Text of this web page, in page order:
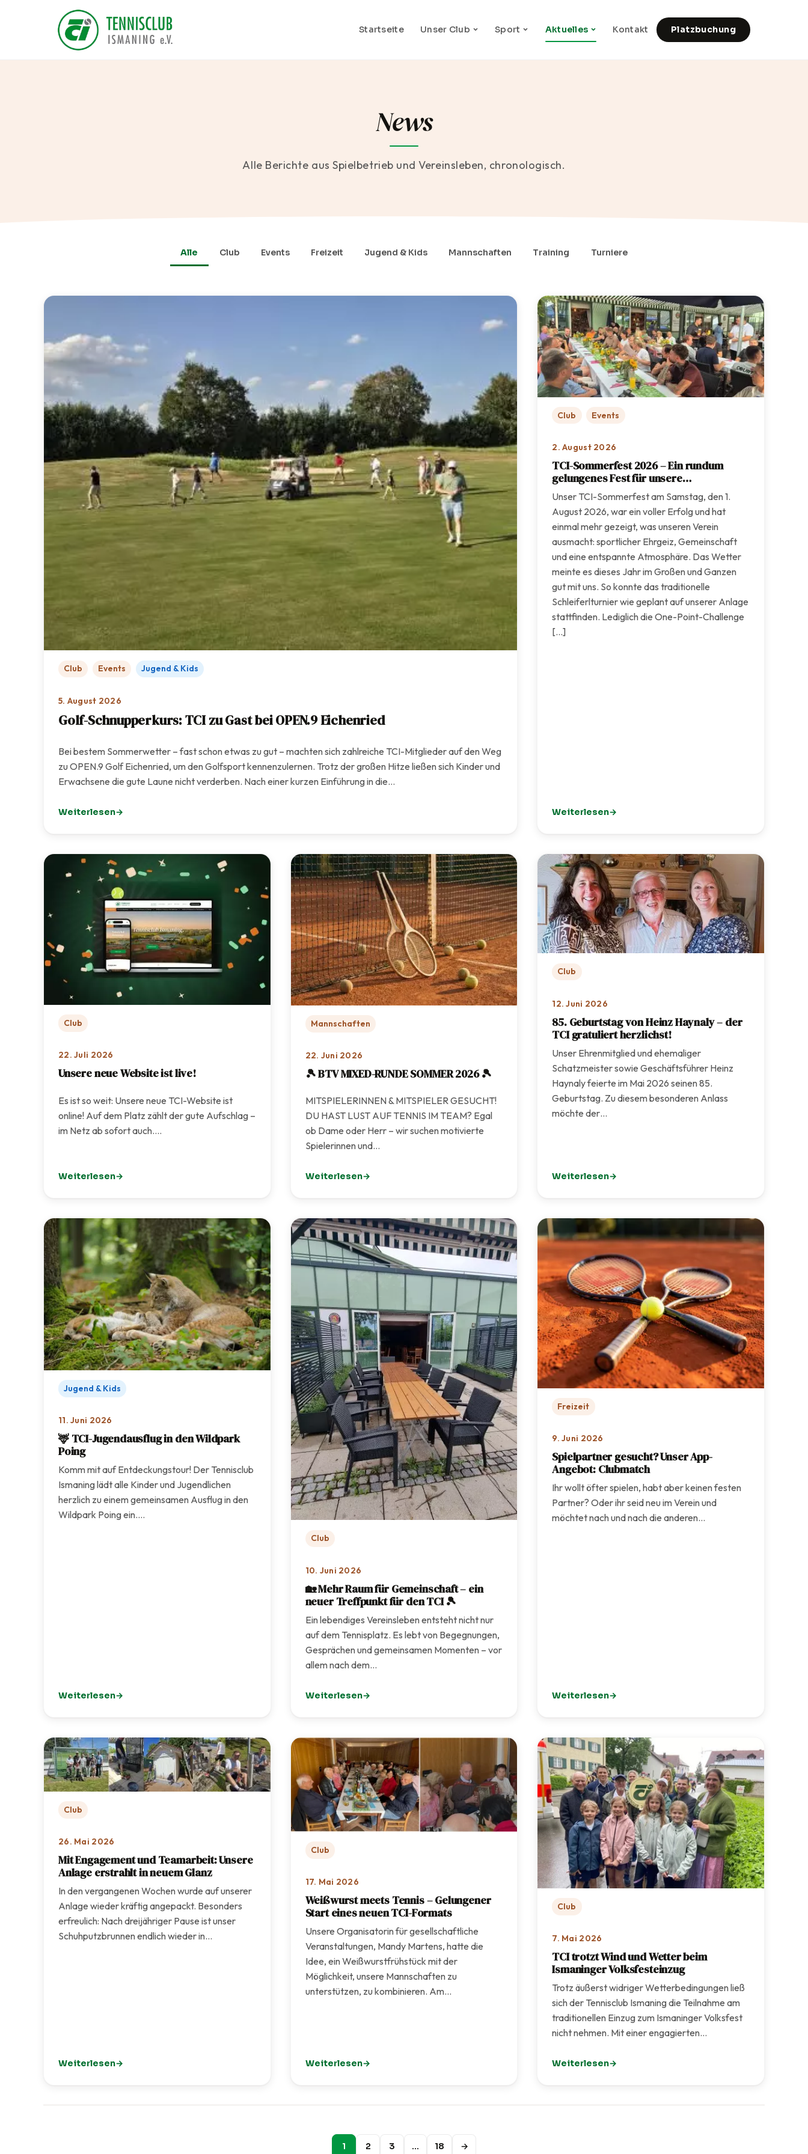
Startseite Unser Club Sport Aktuelles Kontakt Platzbuchung
News
Alle Berichte aus Spielbetrieb und Vereinsleben, chronologisch.
Alle Club Events Freizeit Jugend & Kids Mannschaften Training Turniere
Club Events Jugend & Kids
5. August 2026
Golf-Schnupperkurs: TCI zu Gast bei OPEN.9 Eichenried
Bei bestem Sommerwetter – fast schon etwas zu gut – machten sich zahlreiche TCI-Mitglieder auf den Weg
zu OPEN.9 Golf Eichenried, um den Golfsport kennenzulernen. Trotz der großen Hitze ließen sich Kinder und
Erwachsene die gute Laune nicht verderben. Nach einer kurzen Einführung in die…
Weiterlesen
: Golf-Schnupperkurs: TCI zu Gast bei OPEN.9 Eichenried
Club Events
2. August 2026
TCI-Sommerfest 2026 – Ein rundum
gelungenes Fest für unsere
Vereinsgemeinschaft
Unser TCI-Sommerfest am Samstag, den 1.
August 2026, war ein voller Erfolg und hat
einmal mehr gezeigt, was unseren Verein
ausmacht: sportlicher Ehrgeiz, Gemeinschaft
und eine entspannte Atmosphäre. Das Wetter
meinte es dieses Jahr im Großen und Ganzen
gut mit uns. So konnte das traditionelle
Schleiferlturnier wie geplant auf unserer Anlage
stattfinden. Lediglich die One-Point-Challenge
[…]
Weiterlesen
: TCI-Sommerfest 2026 – Ein rundum gelungenes Fest
Club
22. Juli 2026
Unsere neue Website ist live!
Es ist so weit: Unsere neue TCI-Website ist
online! Auf dem Platz zählt der gute Aufschlag –
im Netz ab sofort auch.…
Weiterlesen
: Unsere neue Website ist live!
Mannschaften
22. Juni 2026
🎾 BTV MIXED-RUNDE SOMMER 2026 🎾
MITSPIELERINNEN & MITSPIELER GESUCHT!
DU HAST LUST AUF TENNIS IM TEAM? Egal
ob Dame oder Herr – wir suchen motivierte
Spielerinnen und…
Weiterlesen
: 🎾 BTV MIXED-RUNDE SOMMER 2026 🎾
Club
12. Juni 2026
85. Geburtstag von Heinz Haynaly – der
TCI gratuliert herzlichst!
Unser Ehrenmitglied und ehemaliger
Schatzmeister sowie Geschäftsführer Heinz
Haynaly feierte im Mai 2026 seinen 85.
Geburtstag. Zu diesem besonderen Anlass
möchte der…
Weiterlesen
: 85. Geburtstag von Heinz Haynaly – der TCI gratuliert
Jugend & Kids
11. Juni 2026
🦌 TCI-Jugendausflug in den Wildpark
Poing
Komm mit auf Entdeckungstour! Der Tennisclub
Ismaning lädt alle Kinder und Jugendlichen
herzlich zu einem gemeinsamen Ausflug in den
Wildpark Poing ein.…
Weiterlesen
: 🦌 TCI-Jugendausflug in den Wildpark Poing
Club
10. Juni 2026
🏡 Mehr Raum für Gemeinschaft – ein
neuer Treffpunkt für den TCI 🎾
Ein lebendiges Vereinsleben entsteht nicht nur
auf dem Tennisplatz. Es lebt von Begegnungen,
Gesprächen und gemeinsamen Momenten – vor
allem nach dem…
Weiterlesen
: 🏡 Mehr Raum für Gemeinschaft – ein neuer Treffpunkt für den TCI 🎾
Freizeit
9. Juni 2026
Spielpartner gesucht? Unser App-
Angebot: Clubmatch
Ihr wollt öfter spielen, habt aber keinen festen
Partner? Oder ihr seid neu im Verein und
möchtet nach und nach die anderen…
Weiterlesen
: Spielpartner gesucht? Unser App-Angebot: Clubmatch
Club
26. Mai 2026
Mit Engagement und Teamarbeit: Unsere
Anlage erstrahlt in neuem Glanz
In den vergangenen Wochen wurde auf unserer
Anlage wieder kräftig angepackt. Besonders
erfreulich: Nach dreijähriger Pause ist unser
Schuhputzbrunnen endlich wieder in…
Weiterlesen
: Mit Engagement und Teamarbeit: Unsere Anlage erstrahlt in neuem Glanz
Club
17. Mai 2026
Weißwurst meets Tennis – Gelungener
Start eines neuen TCI-Formats
Unsere Organisatorin für gesellschaftliche
Veranstaltungen, Mandy Martens, hatte die
Idee, ein Weißwurstfrühstück mit der
Möglichkeit, unsere Mannschaften zu
unterstützen, zu kombinieren. Am…
Weiterlesen
: Weißwurst meets Tennis – Gelungener Start eines neuen TCI-Formats
Club
7. Mai 2026
TCI trotzt Wind und Wetter beim
Ismaninger Volksfesteinzug
Trotz äußerst widriger Wetterbedingungen ließ
sich der Tennisclub Ismaning die Teilnahme am
traditionellen Einzug zum Ismaninger Volksfest
nicht nehmen. Mit einer engagierten…
Weiterlesen
: TCI trotzt Wind und Wetter beim Ismaninger
1 2 3 … 18 →